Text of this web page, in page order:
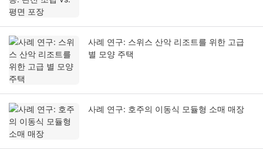
사례 연구: 스위스 산악 리조트를 위한 고급
별 모양 주택
사례 연구: 호주의 이동식 모듈형 소매 매장